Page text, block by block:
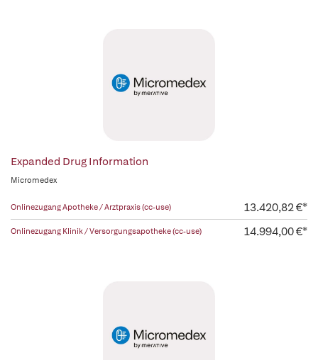
Expanded Drug Information
Micromedex
Onlinezugang Apotheke / Arztpraxis (cc-use) 13.420,82 €*
Onlinezugang Klinik / Versorgungsapotheke (cc-use) 14.994,00 €*